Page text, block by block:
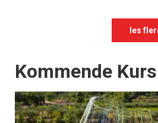
les
Events
Kommende Kurs